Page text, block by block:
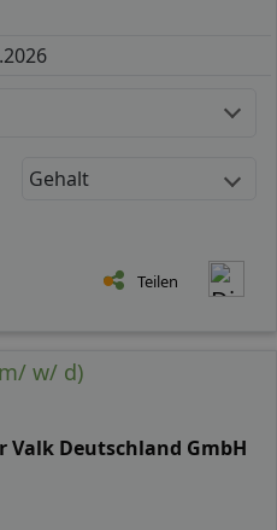
Gehalt
Teilen
w/ d)
Valk Deutschland GmbH